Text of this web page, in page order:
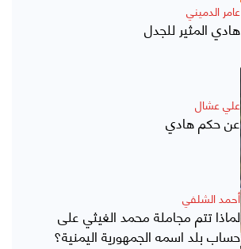
عامر الدميني
هادي المثير للجدل
علي عشال
عن حكم هادي
أحمد الشلفي
لماذا تتم مجاملة محمد الغيثي على
حساب بلد اسمه الجمهورية اليمنية؟